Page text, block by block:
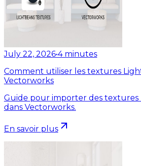
July 22, 2026•4 minutes
Comment utiliser les textures
Vectorworks
Guide pour importer des textures
dans Vectorworks.
En savoir plus